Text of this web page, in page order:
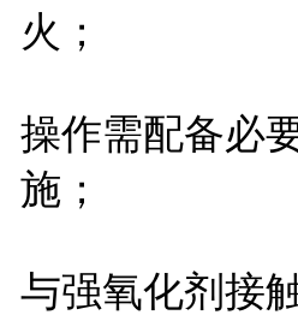
火；
操作需配备必
施；
与强氧化剂接